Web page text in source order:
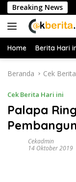
Langsung
ke
konten
Breaking News
Home Berita Hari
Beranda Cek
Cek Berita Hari ini
Palapa
Cekadmin
14 Oktober 2019